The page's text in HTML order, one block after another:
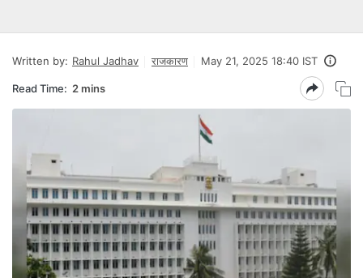
Written by: Rahul Jadhav राजकारण May 21, 2025 18:40 IST
Read Time: 2 mins